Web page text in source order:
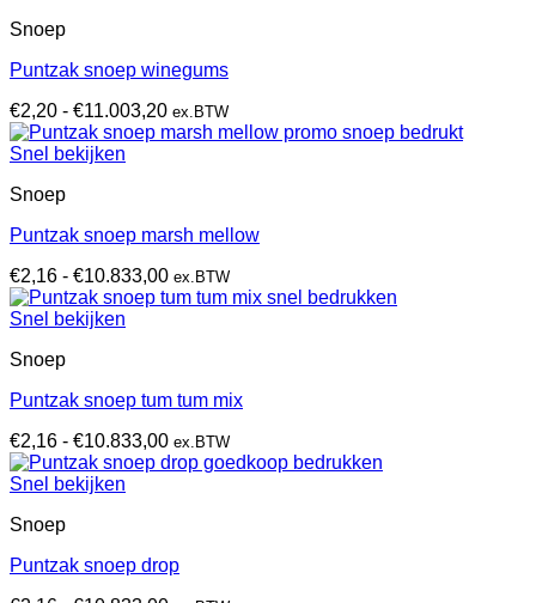
Snoep
Puntzak snoep winegums
€2,20 - €11.003,20Prijsklasse:
€2,20
ex.BTW
Snel bekijken
Snoep
Puntzak snoep marsh mellow
€2,16 - €10.833,00Prijsklasse:
€2,16
ex.BTW
Snel bekijken
Snoep
Puntzak snoep tum tum mix
€2,16 - €10.833,00Prijsklasse:
€2,16
ex.BTW
Snel bekijken
Snoep
Puntzak snoep drop